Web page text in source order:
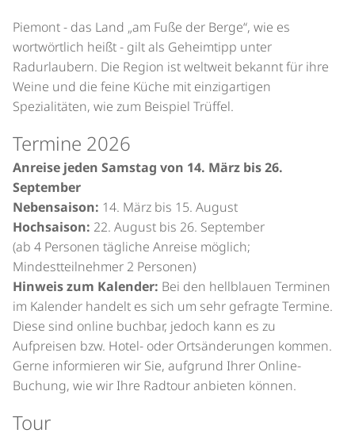
Piemont - das Land „am Fuße der Berge“, wie es
wortwörtlich heißt - gilt als Geheimtipp unter
Radurlaubern. Die Region ist weltweit bekannt für ihre
Weine und die feine Küche mit einzigartigen
Spezialitäten, wie zum Beispiel Trüffel.
Termine 2026
Anreise jeden Samstag von 14. März bis 26.
September
Nebensaison: 14. März bis 15. August
Hochsaison: 22. August bis 26. September
(ab 4 Personen tägliche Anreise möglich;
Mindestteilnehmer 2 Personen)
Hinweis zum Kalender: Bei den hellblauen Terminen
im Kalender handelt es sich um sehr gefragte Termine.
Diese sind online buchbar, jedoch kann es zu
Aufpreisen bzw. Hotel- oder Ortsänderungen kommen.
Gerne informieren wir Sie, aufgrund Ihrer Online-
Buchung, wie wir Ihre Radtour anbieten können.
Tour